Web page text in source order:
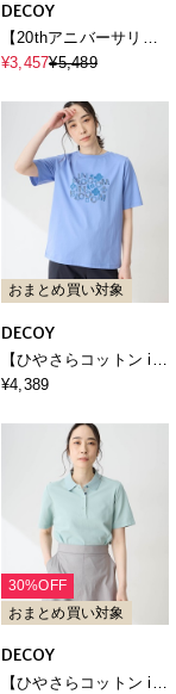
DECOY
【20thアニバーサリ
ー】デコイ刺しゅうTシ
感・UVカット】
¥3,457¥5,489
おまとめ買い対象
DECOY
【ひやさらコットン in
Blooomコラボ】フラワ
【綿100％・接触冷感・
UVカット】
¥4,389
30%OFF
おまとめ買い対象
DECOY
【ひやさらコットン in